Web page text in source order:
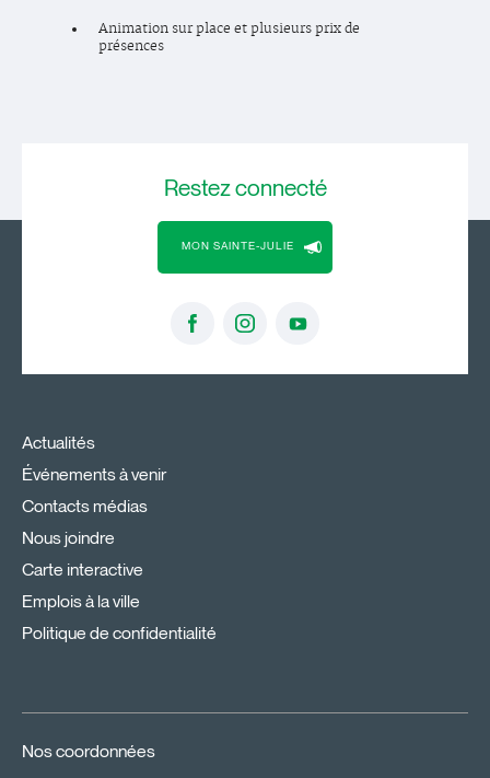
Animation sur place et plusieurs prix de
présences
Restezconnecté
MON SAINTE-JULIE
Actualités
Événements à venir
Contacts médias
Nous joindre
Carte interactive
Emplois à la ville
Politique de confidentialité
Nos coordonnées